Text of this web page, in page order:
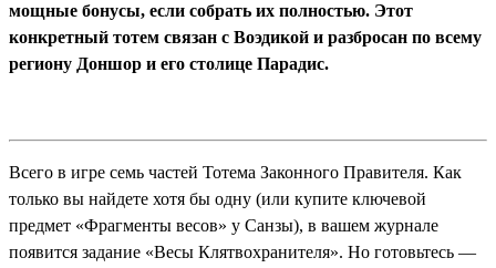
мощные бонусы, если собрать их полностью. Этот
конкретный тотем связан с Воэдикой и разбросан по всему
региону Доншор и его столице Парадис.
Всего в игре семь частей Тотема Законного Правителя. Как
только вы найдете хотя бы одну (или купите ключевой
предмет «Фрагменты весов» у Санзы), в вашем журнале
появится задание «Весы Клятвохранителя». Но готовьтесь —